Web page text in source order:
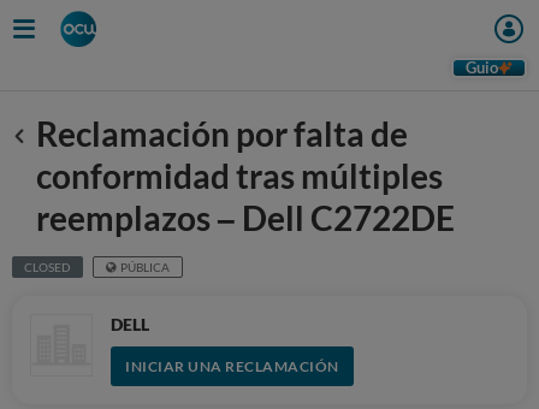
Guio
Anterior
Reclamación por falta de
conformidad tras múltiples
reemplazos – Dell C2722DE
CLOSED PÚBLICA
DELL
INICIAR UNA RECLAMACIÓN